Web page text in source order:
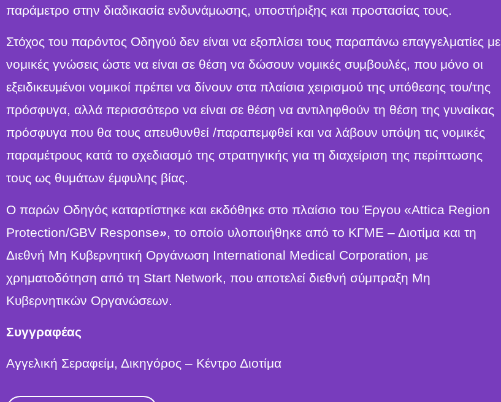
παράμετρο στην διαδικασία ενδυνάμωσης, υποστήριξης και προστασίας τους.
Στόχος του παρόντος Οδηγού δεν είναι να εξοπλίσει τους παραπάνω επαγγελματίες με
νομικές γνώσεις ώστε να είναι σε θέση να δώσουν νομικές συμβουλές, που μόνο οι
εξειδικευμένοι νομικοί πρέπει να δίνουν στα πλαίσια χειρισμού της υπόθεσης του/της
πρόσφυγα, αλλά περισσότερο να είναι σε θέση να αντιληφθούν τη θέση της γυναίκας
πρόσφυγα που θα τους απευθυνθεί /παραπεμφθεί και να λάβουν υπόψη τις νομικές
παραμέτρους κατά το σχεδιασμό της στρατηγικής για τη διαχείριση της περίπτωσης
τους ως θυμάτων έμφυλης βίας.
Ο παρών Οδηγός καταρτίστηκε και εκδόθηκε στο πλαίσιο του Έργου «Attica Region
Protection/GBV Response», το οποίο υλοποιήθηκε από το ΚΓΜΕ – Διοτίμα και τη
Διεθνή Μη Κυβερνητική Οργάνωση International Medical Corporation, με
χρηματοδότηση από τη Start Network, που αποτελεί διεθνή σύμπραξη Μη
Κυβερνητικών Οργανώσεων.
Συγγραφέας
Αγγελική Σεραφείμ, Δικηγόρος – Κέντρο Διοτίμα